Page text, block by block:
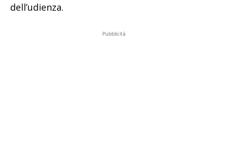
dell’udienza.
Pubblicità